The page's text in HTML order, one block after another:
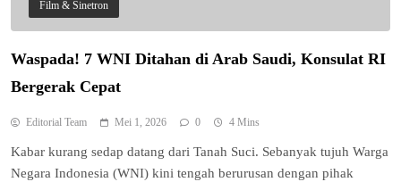
Film & Sinetron
Waspada! 7 WNI Ditahan di Arab Saudi, Konsulat RI
Bergerak Cepat
Editorial Team Mei 1, 2026 0 4 Mins
Kabar kurang sedap datang dari Tanah Suci. Sebanyak tujuh Warga
Negara Indonesia (WNI) kini tengah berurusan dengan pihak